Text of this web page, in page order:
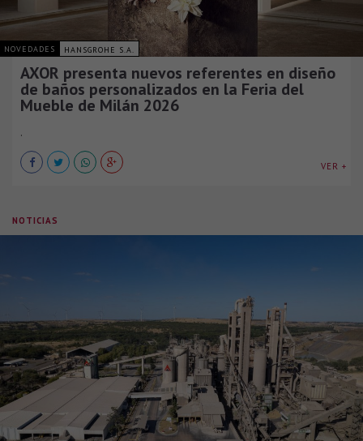
NOVEDADES HANSGROHE S.A.
AXOR presenta nuevos referentes en diseño
de baños personalizados en la Feria del
Mueble de Milán 2026
.
VER +
NOTICIAS